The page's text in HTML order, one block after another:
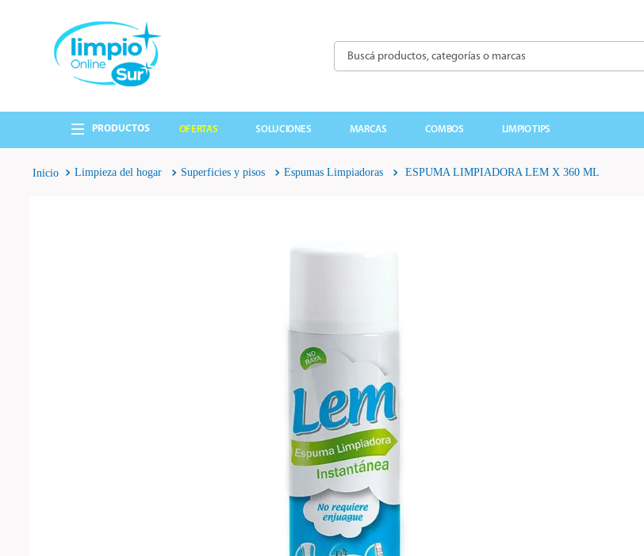
Buscá productos, categorías o marcas
OFERTAS SOLUCIONES MARCAS COMBOS LIMPIO TIPS
Limpieza del hogar Superficies y pisos Espumas Limpiadoras ESPUMA LIMPIADORA LEM X 360 ML
1.
cepillo
papel higienico
cabo
jabon liquido
pala